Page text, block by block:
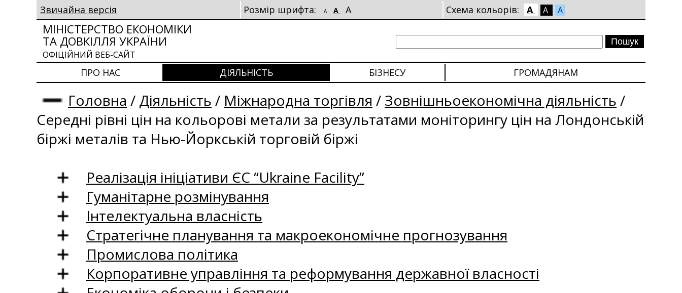
Звичайна версія Розмір шрифта: A A A Схема кольорів: A A A
МІНІСТЕРСТВО ЕКОНОМІКИ
ТА ДОВКІЛЛЯ УКРАЇНИ
ОФІЦІЙНИЙ ВЕБ-САЙТ
ПРО НАС ДІЯЛЬНІСТЬ БІЗНЕСУ ГРОМАДЯНАМ
Головна / Діяльність / Міжнародна торгівля / Зовнішньоекономічна діяльність /
Середні рівні цін на кольорові метали за результатами моніторингу цін на Лондонській
біржі металів та Нью-Йоркській торговій біржі
Реалізація ініціативи ЄС “Ukraine Facility”
Гуманітарне розмінування
Інтелектуальна власність
Стратегічне планування та макроекономічне прогнозування
Промислова політика
Корпоративне управління та реформування державної власності